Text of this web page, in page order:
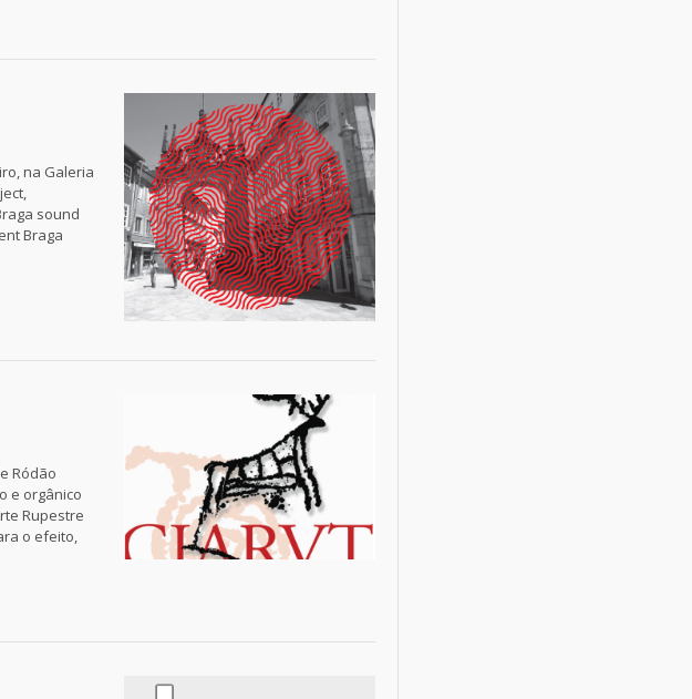
na Galeria
sound
Braga
Ródão
e orgânico
Rupestre
o efeito,